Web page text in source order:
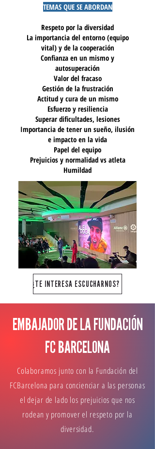
TEMAS QUE SE ABORDAN​
Respeto por la diversidad
La importancia del entorno (equipo
vital) y de la cooperación
Confianza en un mismo y
autosuperación
Valor del fracaso
Gestión de la frustración
Actitud y cura de un mismo
Esfuerzo y resiliencia
Superar dificultades, lesiones
Importancia de tener un sueño, ilusión
e impacto en la vida
Papel del equipo
Prejuicios y normalidad vs atleta
Humildad
¿TE INTERESA ESCUCHARNOS?
EMBAJADOR DE LA FUNDACIÓN
FC BARCELONA
Colaboramos junto con la Fundación del
FCBarcelona para concienciar a las personas
el dejar de lado los prejuicios que nos
rodean y promover el respeto por la
diversidad.